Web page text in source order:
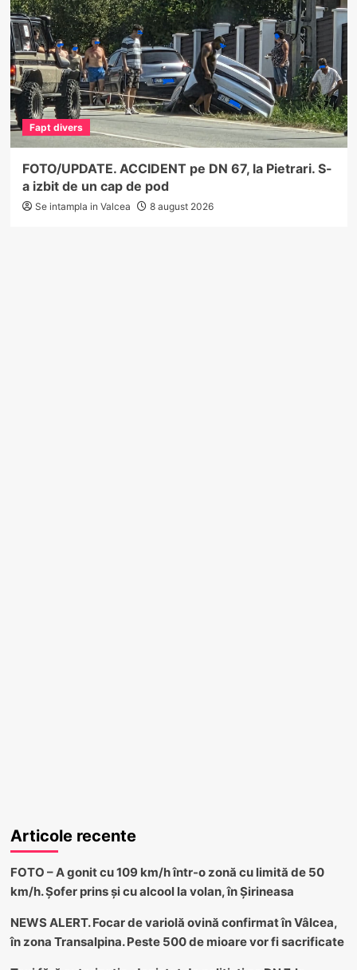
Fapt divers
FOTO/UPDATE. ACCIDENT pe DN 67, la Pietrari. S-
a izbit de un cap de pod
Se intampla in Valcea 8 august 2026
Articole recente
FOTO – A gonit cu 109 km/h într-o zonă cu limită de 50
km/h. Șofer prins și cu alcool la volan, în Șirineasa
NEWS ALERT. Focar de variolă ovină confirmat în Vâlcea,
în zona Transalpina. Peste 500 de mioare vor fi sacrificate